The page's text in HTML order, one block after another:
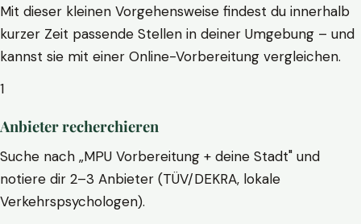
Mit dieser kleinen Vorgehensweise findest du innerhalb
kurzer Zeit passende Stellen in deiner Umgebung – und
kannst sie mit einer Online-Vorbereitung vergleichen.
1
Anbieter recherchieren
Suche nach „MPU Vorbereitung + deine Stadt" und
notiere dir 2–3 Anbieter (TÜV/DEKRA, lokale
Verkehrspsychologen).